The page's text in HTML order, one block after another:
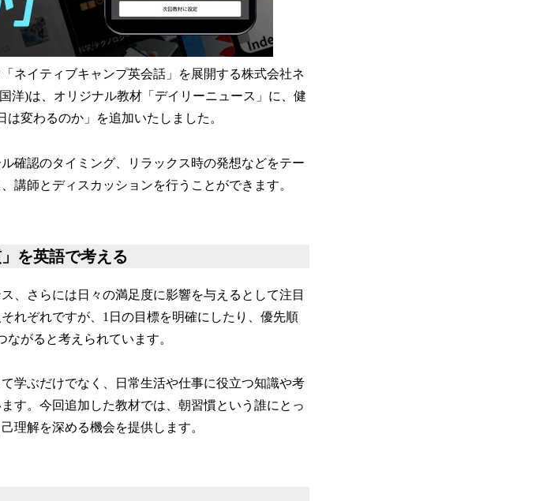
ネイティブキャンプ英会話」を展開する株式会社ネ
洋)は、オリジナル教材「デイリーニュース」に、健
変わるのか」を追加いたしました。
確認のタイミング、リラックス時の発想などをテー
講師とディスカッションを行うことができます。
を英語で考える
、さらには日々の満足度に影響を与えるとして注目
れぞれですが、1日の目標を明確にしたり、優先順
がると考えられています。
学ぶだけでなく、日常生活や仕事に役立つ知識や考
す。今回追加した教材では、朝習慣という誰にとっ
理解を深める機会を提供します。